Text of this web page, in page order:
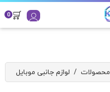
0
محصولات / لوازم جانبی موبایل